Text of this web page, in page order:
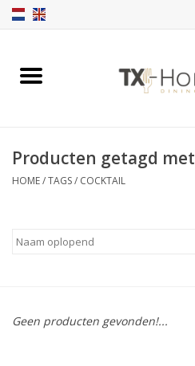
Home
Catalogi
Producten getagd
HOME/TAGS/ COCKTAIL
Geen producten gevonden!...